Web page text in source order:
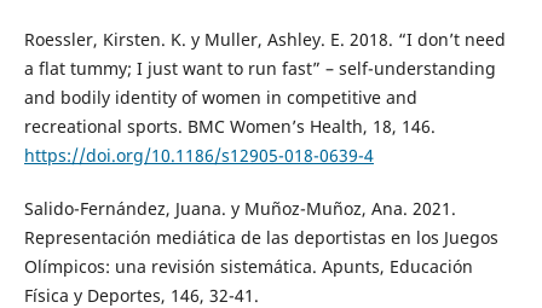
Roessler, Kirsten. K. y Muller, Ashley. E. 2018. “I don’t need
a flat tummy; I just want to run fast” – self-understanding
and bodily identity of women in competitive and
recreational sports. BMC Women’s Health, 18, 146.
https://doi.org/10.1186/s12905-018-0639-4
Salido-Fernández, Juana. y Muñoz-Muñoz, Ana. 2021.
Representación mediática de las deportistas en los Juegos
Olímpicos: una revisión sistemática. Apunts, Educación
Física y Deportes, 146, 32-41.